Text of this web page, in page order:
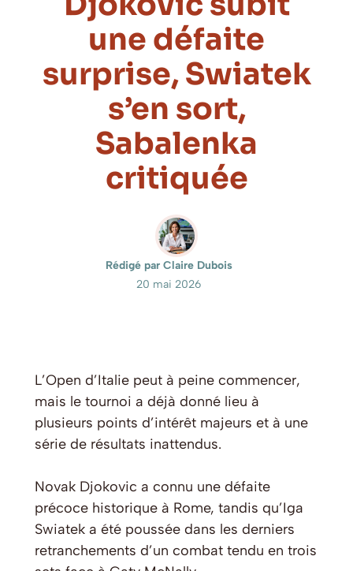
une défaite
surprise, Swiatek
s’en sort,
Sabalenka
critiquée
Rédigé par Claire Dubois
20 mai 2026
L’Open d’Italie peut à peine commencer,
mais le tournoi a déjà donné lieu à
plusieurs points d’intérêt majeurs et à une
série de résultats inattendus.
Novak Djokovic a connu une défaite
précoce historique à Rome, tandis qu’Iga
Swiatek a été poussée dans les derniers
retranchements d’un combat tendu en trois